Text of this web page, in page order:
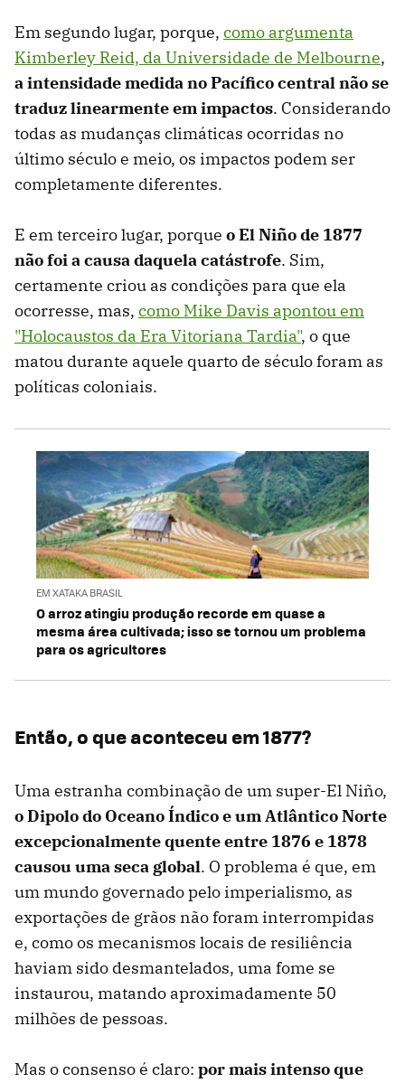
Em segundo lugar, porque, como argumenta
Kimberley Reid, da Universidade de Melbourne,
a intensidade medida no Pacífico central não se
traduz linearmente em impactos. Considerando
todas as mudanças climáticas ocorridas no
último século e meio, os impactos podem ser
completamente diferentes.
E em terceiro lugar, porque o El Niño de 1877
não foi a causa daquela catástrofe. Sim,
certamente criou as condições para que ela
ocorresse, mas, como Mike Davis apontou em
"Holocaustos da Era Vitoriana Tardia", o que
matou durante aquele quarto de século foram as
políticas coloniais.
EM XATAKA BRASIL
O arroz atingiu produção recorde em quase a
mesma área cultivada; isso se tornou um problema
para os agricultores
Então, o que aconteceu em 1877?
Uma estranha combinação de um super-El Niño,
o Dipolo do Oceano Índico e um Atlântico Norte
excepcionalmente quente entre 1876 e 1878
causou uma seca global. O problema é que, em
um mundo governado pelo imperialismo, as
exportações de grãos não foram interrompidas
e, como os mecanismos locais de resiliência
haviam sido desmantelados, uma fome se
instaurou, matando aproximadamente 50
milhões de pessoas.
Mas o consenso é claro: por mais intenso que